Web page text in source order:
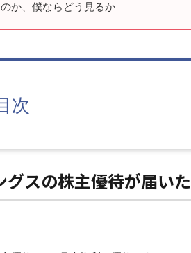
か、僕ならどう見るか
次
グスの株主優待が届いた